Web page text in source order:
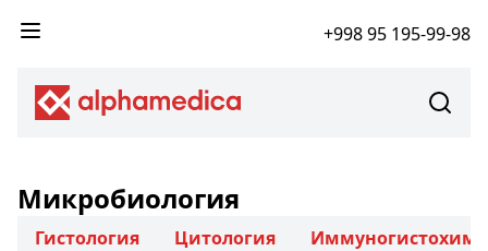
+998 95 195-99-98
Микробиология
Гистология Цитология